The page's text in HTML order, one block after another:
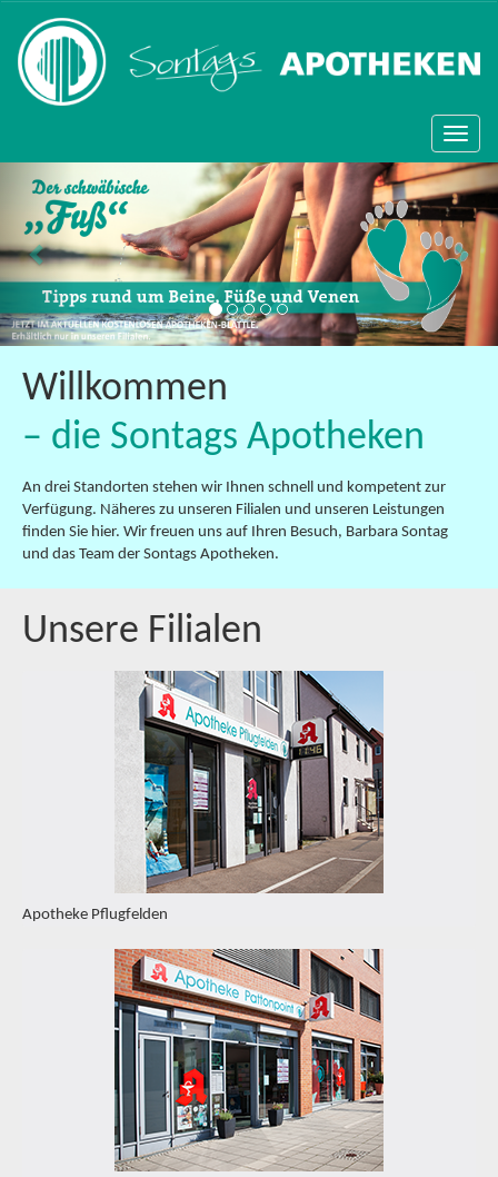
ein-/
Zurück
Willkommen
– die Sontags Apotheken
An drei Standorten stehen wir Ihnen schnell und kompetent zur
Verfügung. Näheres zu unseren Filialen und unseren Leistungen
finden Sie hier. Wir freuen uns auf Ihren Besuch, Barbara Sontag
und das Team der Sontags Apotheken.
Unsere Filialen
Apotheke Pflugfelden